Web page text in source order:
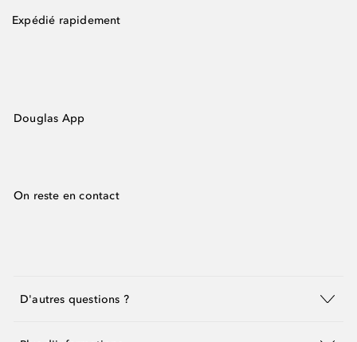
Expédié rapidement
Douglas App
On reste en contact
D'autres questions ?